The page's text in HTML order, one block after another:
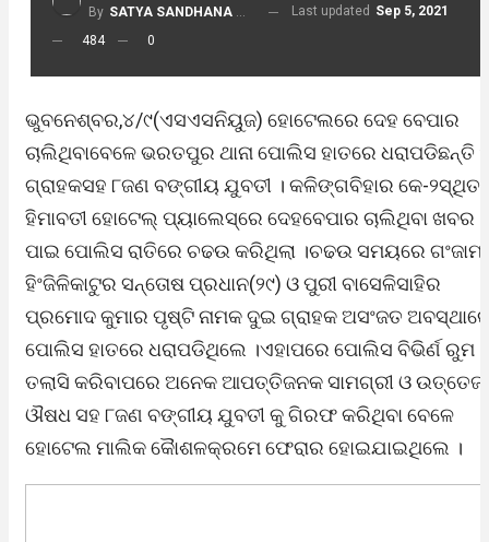
By SATYA SANDHANA DESK Last updated Sep 5, 2021
484
0
ଭୁବନେଶ୍ବର,୪/୯(ଏସଏସନିୟୁଜ) ହୋଟେଲରେ ଦେହ ବେପାର
ଚାଲିଥିବାବେଳେ ଭରତପୁର ଥାନା ପୋଲିସ ହାତରେ ଧରାପଡିଛନ୍ତି ୨
ଗ୍ରାହକସହ ୮ଜଣ ବଙ୍ଗୀୟ ଯୁବତୀ । କଳିଙ୍ଗବିହାର କେ-୨ସ୍ଥିତ
ହିମାବତୀ ହୋଟେଲ୍ ପ୍ୟାଲେସ୍‌ରେ ଦେହବେପାର ଚାଲିଥିବା ଖବର
ପାଇ ପୋଲିସ ରାତିରେ ଚଢଉ କରିଥିଲା ।ଚଢଉ ସମୟରେ ଗଂଜାମ
ହିଂଜିଳିକାଟୁର ସନ୍ତୋଷ ପ୍ରଧାନ(୨୯) ଓ ପୁରୀ ବାସେଳିସାହିର
ପ୍ରମୋଦ କୁମାର ପୃଷ୍ଟି ନାମକ ଦୁଇ ଗ୍ରାହକ ଅସଂଜତ
ପୋଲିସ ହାତରେ ଧରାପଡିଥିଲେ ।ଏହାପରେ ପୋଲିସ ବିଭିର୍ଣ ରୁମ
ତଲାସି କରିବାପରେ ଅନେକ ଆପତ୍ତିଜନକ ସାମଗ୍ରୀ ଓ
ଔଷଧ ସହ ୮ଜଣ ବଙ୍ଗୀୟ ଯୁବତୀ କୁ ଗିରଫ କରିଥିବା ବେଳେ
ହୋଟେଲ ମାଲିକ କୈାଶଳକ୍ରମେ ଫେରାର ହୋଇଯାଇଥିଲେ ।